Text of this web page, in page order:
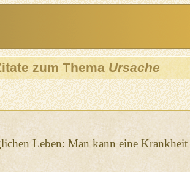
zum Thema Ursache
Leben: Man kann eine